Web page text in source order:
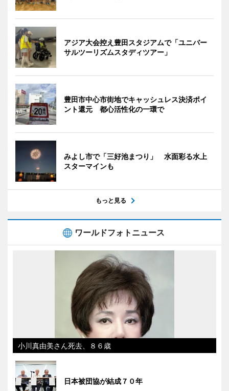
アジア大会控え豊田スタジアムで「ユニバー
サルツーリズムスタディツアー」
豊田市中心市街地でキャッシュレス決済ポイ
ント還元 都心活性化の一環で
みよし市で「三好池まつり」 水面彩る水上
スターマインも
もっと見る
ワールドフォトニュース
小川真由美さん死去、８６歳
日本被団協が結成７０年